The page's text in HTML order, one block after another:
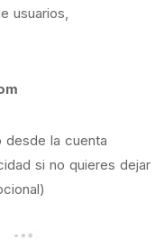
usuarios,
desde la cuenta
si no quieres dejar